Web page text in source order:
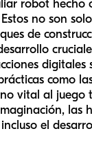
robot hecho
no son
de
digitales
como
vital al juego
las
el